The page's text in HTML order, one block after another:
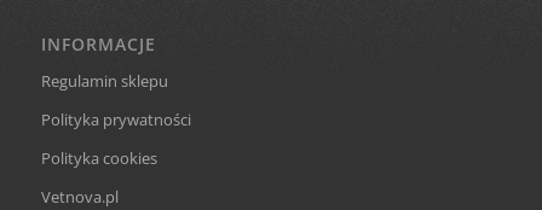
INFORMACJE
Regulamin sklepu
Polityka prywatności
Polityka cookies
Vetnova.pl